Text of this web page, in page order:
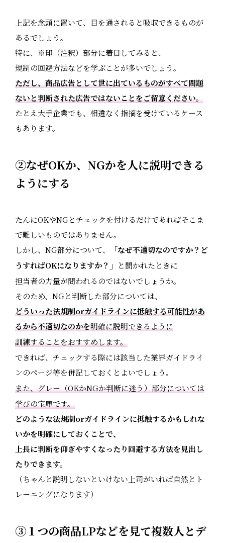
上記を念頭に置いて、目を通されると吸収できるものが
あるでしょう。
特に、※印（注釈）部分に着目してみると、
規制の回避方法などを学ぶことが多いでしょう。
ただし、商品広告として世に出ているものがすべて問題
ないと判断された広告ではないことをご留意ください。
たとえ大手企業でも、相違なく指摘を受けているケース
もあります。
②なぜOKか、NGかを人に説明できる
ようにする
たんにOKやNGとチェックを付けるだけであればそこま
で難しいものではありません。
しかし、NG部分について、
「なぜ不適切なのですか？ど
うすればOKになりますか？ 」
と聞かれたときに
担当者の力量が問われるのではないでしょうか。
そのため、NGと判断した部分については、
どういった法規制orガイドラインに抵触する可能性があ
るから不適切なのかを明確に説明できるように
訓練することをおすすめします。
できれば、チェックする際には該当した業界ガイドライ
ンのページ等を併記しておくとよいでしょう。
また、グレー（OKかNGか判断に迷う ） 部分については
学びの宝庫です。
どのような法規制orガイドラインに抵触するかもしれな
いかを明確にしておくことで、
上長に判断を仰ぎやすくなったり回避する方法を見出し
たりできます。
（ちゃんと説明しないといけない上司がいれば自然とト
レーニングになります）
③１つの商品LPなどを見て複数人とデ